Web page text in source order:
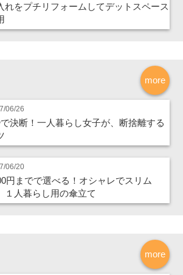
れをプチリフォームしてデットスペース
more
06/26
決断！一人暮らし女子が、断捨離する
06/20
円までで選べる！オシャレでスリム
１人暮らし用の傘立て
more